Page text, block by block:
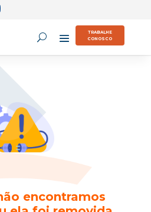
TRABALHE
CONOSCO
encontramos